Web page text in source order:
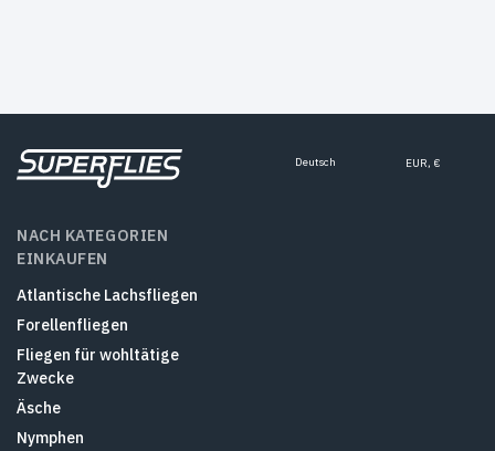
Deutsch EUR, €
NACH KATEGORIEN
EINKAUFEN
Atlantische Lachsfliegen
Forellenfliegen
Fliegen für wohltätige
Zwecke
Äsche
Nymphen